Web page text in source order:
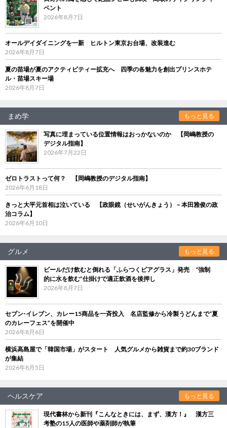
ベント
2026年8月7日
オールデイダイニングを一新 ヒルトン東京お台場、改装進む
2026年8月7日
夏の苗場が夏のアクティビティー拡充へ 四季の各魅力を創出プリンスホテ
ル・苗場スキー場
2026年8月7日
まめ学 もっと見る
写真に埋まっている位置情報はおっかないのか 【岡嶋教授の
デジタル指南】
2026年7月22日
ゼロトラストって何？ 【岡嶋教授のデジタル指南】
2026年6月18日
きっと大平元首相は泣いている 【政眼鏡（せいがんきょう）－本田雅俊の政
治コラム】
2026年6月10日
グルメ もっと見る
ビールだけ飲むと倒れる「ふらつくビアグラス」発売 “強制
的に水を飲む”仕掛けで適正飲酒を後押し
2026年8月7日
セブン‐イレブン、カレー15商品を一斉投入 名店監修から冷製うどんまで“夏
のカレーフェス”を開催中
2026年8月6日
横浜高島屋で「韓国市場」がスタート 人気グルメから雑貨まで約30ブランド
が集結
2026年8月5日
ヘルスケア もっと見る
現代書林から新刊『こんなときには、まず、漢方！』 漢方三
考塾の15人の医師や薬剤師が執筆